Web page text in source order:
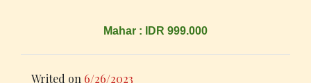
Mahar : IDR 999.000
Writed on 6/26/2023